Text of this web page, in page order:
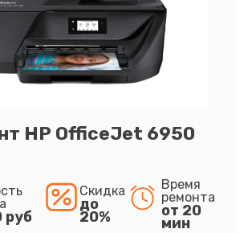
HP OfficeJet 6950
руб
Скидка
до
20%
Время
ремонта
от 20
мин